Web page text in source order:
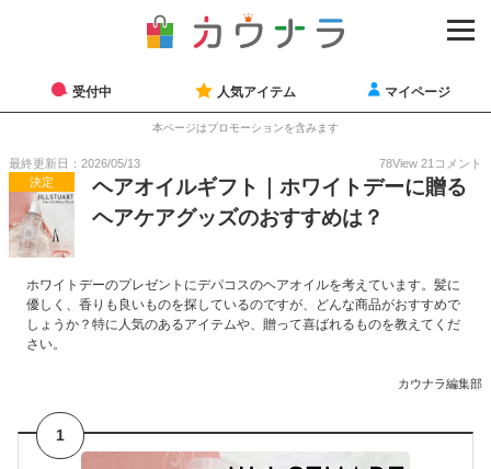
受付中 人気アイテム マイページ
本ページはプロモーションを含みます
最終更新日：2026/05/13 78View 21 コメント
決定
ヘアオイルギフト｜ホワイトデーに贈る
ヘアケアグッズのおすすめは？
ホワイトデーのプレゼントにデパコスのヘアオイルを考えています。髪に
優しく、香りも良いものを探しているのですが、どんな商品がおすすめで
しょうか？特に人気のあるアイテムや、贈って喜ばれるものを教えてくだ
さい。
カウナラ編集部
1